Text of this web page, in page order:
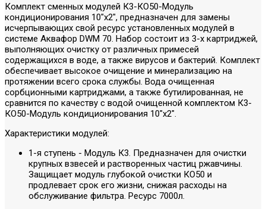
Комплект сменных модулей К3-КO50-Модуль
кондиционирования 10"х2", предназначен для замены
исчерпывающих свой ресурс установленных модулей в
системе Аквафор DWM 70. Набор состоит из 3-х картриджей,
выполняющих очистку от различных примесей
содержащихся в воде, а также вирусов и бактерий. Комплект
обеспечивает высокое очищение и минерализацию на
протяжении всего срока службы. Вода очищенная
сорбционными картриджами, а также бутилированная, не
сравнится по качеству с водой очищенной комплектом К3-
КO50-Модуль кондиционирования 10"х2".
Характеристики модулей:
1-я ступень - Модуль К3. Предназначен для очистки
крупных взвесей и растворенных частиц ржавчины.
Защищает модуль глубокой очистки КО50 и
продлевает срок его жизни, снижая расходы на
обслуживание фильтра. Ресурс 7000л.